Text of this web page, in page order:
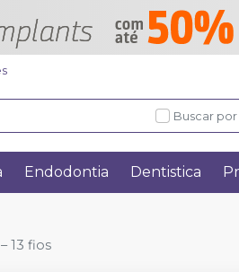
Buscar
Endodontia Dentistica
13 fios